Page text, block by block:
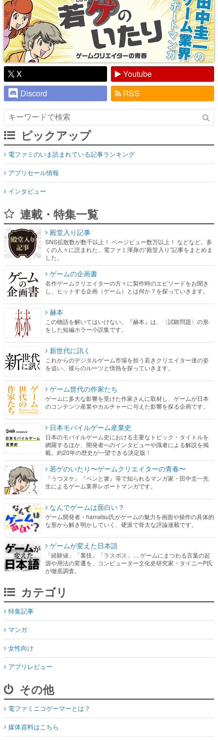
X
Youtube
Discord
RSS
ピックアップ
電ファミのいま読まれている記事ランキング
アプリセール情報
インタビュー
連載・特集一覧
殿堂入り記事
SNS拡散数が数千以上！ ページビュー数万以上！ などなど。多
くの人々に読まれた、電ファミ渾身の“殿堂入り”記事をまとめま
した。
ゲームの企画書
名作ゲームクリエイターの方々に製作時のエピソードをお聞き
し、ヒットする企画（ゲーム）とは何か？を探っていきます。
赫本
この物語を解いてはいけない。『赫本』は、〈試験問題〉の形
をした短編ホラー小説集です。
新世代に訊く
これからのデジタルゲーム市場を担う若きクリエイター達の姿
を追い、彼らのルーツと情熱を探っていきます。
ゲーム世代の作家たち
ゲームに多大な影響を受けた作家さんに取材し、ゲームが日本
のコンテンツ産業やカルチャーに与えた影響を探る企画です。
日本モバイルゲーム産業史
日本のモバイルゲーム史における主要なトピック・タイトルを
網羅するほか、開発者へのインタビューや識者による解説を掲
載。約20年の歴史が一望できる決定版！
若ゲのいたり〜ゲームクリエイターの青春〜
『うつヌケ』『ペンと箸』等で知られるマンガ家・田中圭一先
生によるゲーム業界レポートマンガです。
なんでゲームは面白い？
ゲーム開発者・hamatsu氏がゲームの魅力を画面や操作の具体的
な形から解き明かしていく、硬派で骨太な評論連載です。
ゲームが変えた日本語
「経験値」「裏技」「ラスボス」… ゲームにまつわる言葉の起
源や用法の変遷を、コンピューター文化史研究家・タイニーP氏
が徹底調査。
カテゴリ
特集記事
マンガ
女性向け
アプリレビュー
その他
電ファミニコゲーマーとは？
媒体資料はこちら